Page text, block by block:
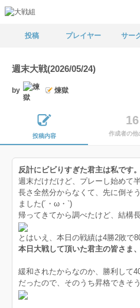
投稿 プレイヤー サー
週末大戦(2026/05/24)
by 煉獄
投稿内容
16
作成者の他
反計にビビりすぎた君主は私です。
週末だけだけど、プレーし始めて
長さ全然分からなくて、先に倒そ
ました(´・ω・`)
帰ってきてから調べたけど、結構
とはいえ、本日の戦績は4勝2敗で
本日大戦して頂いた君主の皆さま
緩和されたからなのか、勝利して
だったので、そのうち昇格できそ